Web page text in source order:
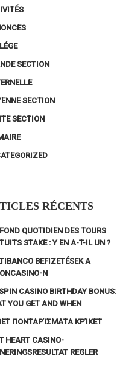
SECTION
SECTION
SECTION
RÉCENTS
QUOTIDIEN DES TOURS
STAKE : Y EN A-T-IL UN ?
BEFIZETÉSEK A
N
CASINO BIRTHDAY BONUS:
YOU GET AND WHEN
ΠΟΝΤΑΡΊΣΜΑΤΑ ΚΡΊΚΕΤ
HEART CASINO-
REGLER